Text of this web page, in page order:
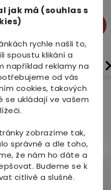
jak má (souhlas s
rychle našli to,
spoustu klikání a
například reklamy na
od vás
cookies, takových
se ukládají ve vašem
zobrazíme tak,
správně a dle toho,
že nám ho dáte a
Budeme se k
citlivě a slušně.
p
Lavivant FONE Korejský
zázrak – ženšen a byliny
30 x 10 g
Skladem(6 ks)
1 090 Kč 864 Kč